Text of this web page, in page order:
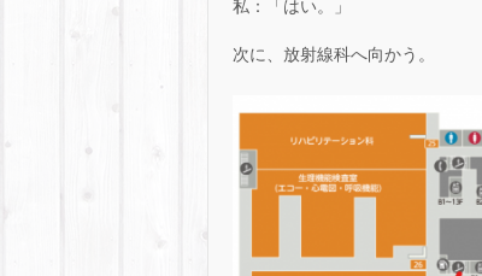
私：「はい。」
次に、放射線科へ向かう。